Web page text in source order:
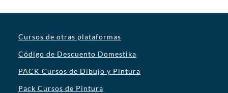
Cursos de otras plataformas
Código de Descuento Domestika
PACK Cursos de Dibujo y Pintura
Pack Cursos de Pintura